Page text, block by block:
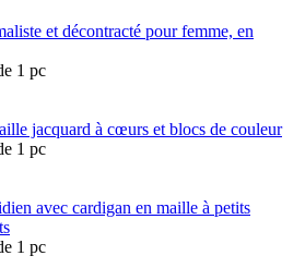
et décontracté pour femme, en
1 pc
jacquard à cœurs et blocs de couleur
1 pc
avec cardigan en maille à petits
1 pc